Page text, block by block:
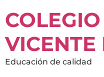
VICENTE
Educación de calidad